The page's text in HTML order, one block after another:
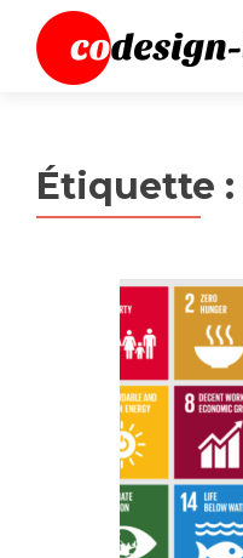
Étiquette :